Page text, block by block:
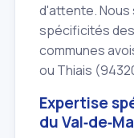
d'attente. Nous
spécificités
communes
ou Thiais
Expertise
du